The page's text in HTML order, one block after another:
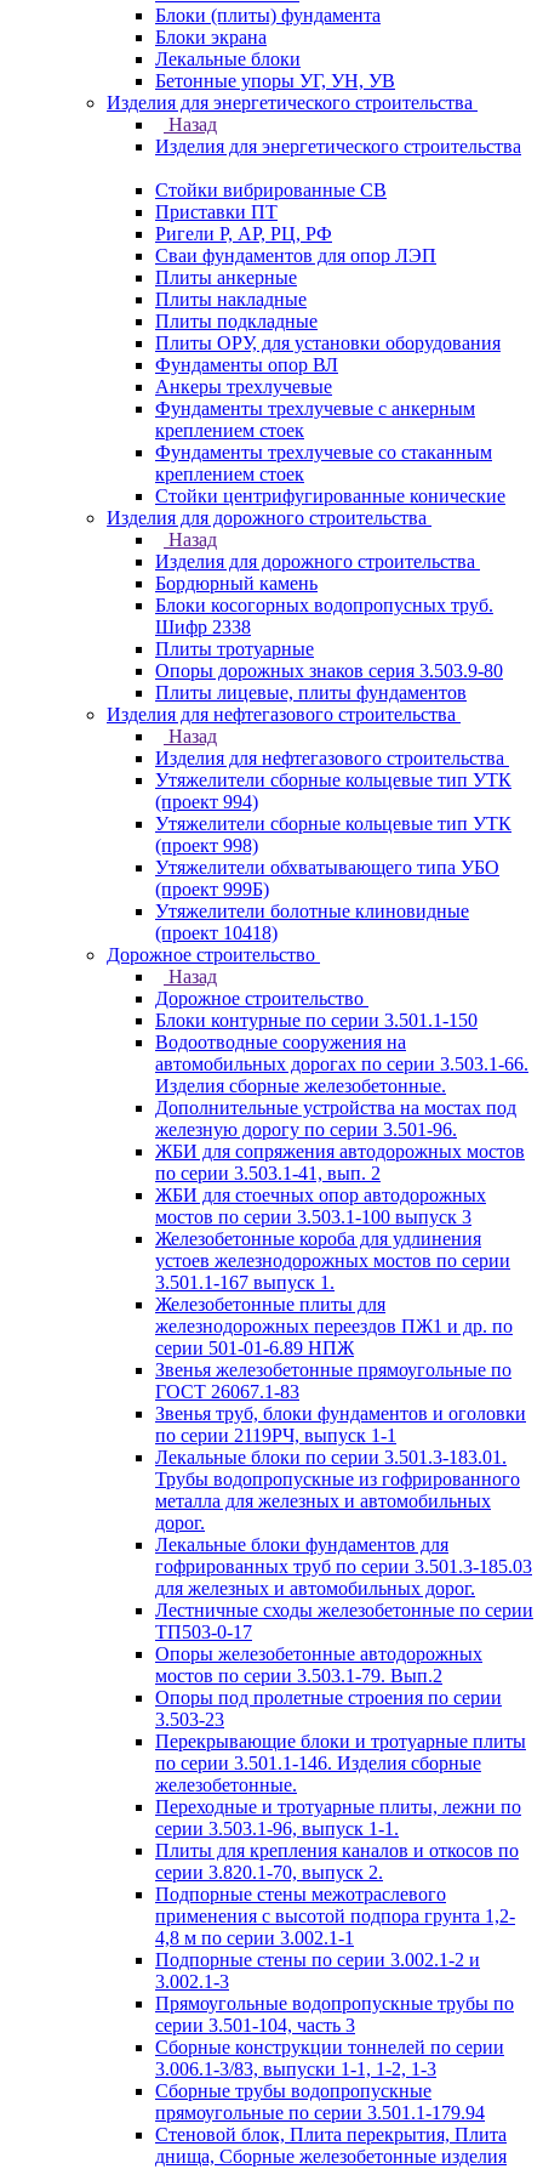
Блоки (плиты) фундамента
Блоки экрана
Лекальные блоки
Бетонные упоры УГ, УН, УВ
Изделия для энергетического строительства
Назад
Изделия для энергетического строительства
Стойки вибрированные СВ
Приставки ПТ
Ригели Р, АР, РЦ, РФ
Сваи фундаментов для опор ЛЭП
Плиты анкерные
Плиты накладные
Плиты подкладные
Плиты ОРУ, для установки оборудования
Фундаменты опор ВЛ
Анкеры трехлучевые
Фундаменты трехлучевые с анкерным
креплением стоек
Фундаменты трехлучевые со стаканным
креплением стоек
Стойки центрифугированные конические
Изделия для дорожного строительства
Назад
Изделия для дорожного строительства
Бордюрный камень
Блоки косогорных водопропусных труб.
Шифр 2338
Плиты тротуарные
Опоры дорожных знаков серия 3.503.9-80
Плиты лицевые, плиты фундаментов
Изделия для нефтегазового строительства
Назад
Изделия для нефтегазового строительства
Утяжелители сборные кольцевые тип УТК
(проект 994)
Утяжелители сборные кольцевые тип УТК
(проект 998)
Утяжелители обхватывающего типа УБО
(проект 999Б)
Утяжелители болотные клиновидные
(проект 10418)
Дорожное строительство
Назад
Дорожное строительство
Блоки контурные по серии 3.501.1-150
Водоотводные сооружения на
автомобильных дорогах по серии 3.503.1-66.
Изделия сборные железобетонные.
Дополнительные устройства на мостах под
железную дорогу по серии 3.501-96.
ЖБИ для сопряжения автодорожных мостов
по серии 3.503.1-41, вып. 2
ЖБИ для стоечных опор автодорожных
мостов по серии 3.503.1-100 выпуск 3
Железобетонные короба для удлинения
устоев железнодорожных мостов по серии
3.501.1-167 выпуск 1.
Железобетонные плиты для
железнодорожных переездов ПЖ1 и др. по
серии 501-01-6.89 НПЖ
Звенья железобетонные прямоугольные по
ГОСТ 26067.1-83
Звенья труб, блоки фундаментов и оголовки
по серии 2119РЧ, выпуск 1-1
Лекальные блоки по серии 3.501.3-183.01.
Трубы водопропускные из гофрированного
металла для железных и автомобильных
дорог.
Лекальные блоки фундаментов для
гофрированных труб по серии 3.501.3-185.03
для железных и автомобильных дорог.
Лестничные сходы железобетонные по серии
ТП503-0-17
Опоры железобетонные автодорожных
мостов по серии 3.503.1-79. Вып.2
Опоры под пролетные строения по серии
3.503-23
Перекрывающие блоки и тротуарные плиты
по серии 3.501.1-146. Изделия сборные
железобетонные.
Переходные и тротуарные плиты, лежни по
серии 3.503.1-96, выпуск 1-1.
Плиты для крепления каналов и откосов по
серии 3.820.1-70, выпуск 2.
Подпорные стены межотраслевого
применения с высотой подпора грунта 1,2-
4,8 м по серии 3.002.1-1
Подпорные стены по серии 3.002.1-2 и
3.002.1-3
Прямоугольные водопропускные трубы по
серии 3.501-104, часть 3
Сборные конструкции тоннелей по серии
3.006.1-3/83, выпуски 1-1, 1-2, 1-3
Сборные трубы водопропускные
прямоугольные по серии 3.501.1-179.94
Стеновой блок, Плита перекрытия, Плита
днища, Сборные железобетонные изделия